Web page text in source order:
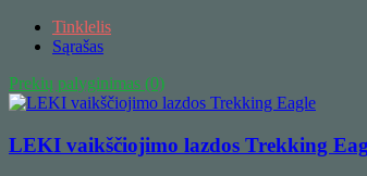
Tinklelis
Sąrašas
Prekių palyginimas (0)
LEKI vaikščiojimo lazdos Trekking